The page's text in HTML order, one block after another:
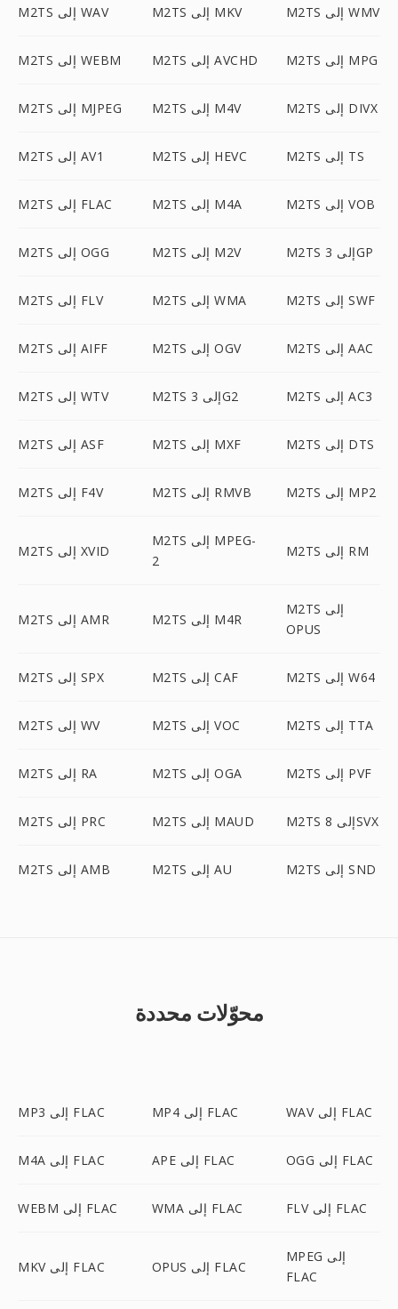
M2TS إلى WAV M2TS إلى MKV M2TS إلى WMV
M2TS إلى WEBM M2TS إلى AVCHD M2TS إلى MPG
M2TS إلى MJPEG M2TS إلى M4V M2TS إلى DIVX
M2TS إلى AV1 M2TS إلى HEVC M2TS إلى TS
M2TS إلى FLAC M2TS إلى M4A M2TS إلى VOB
M2TS إلى OGG M2TS إلى M2V M2TS إلى 3GP
M2TS إلى FLV M2TS إلى WMA M2TS إلى SWF
M2TS إلى AIFF M2TS إلى OGV M2TS إلى AAC
M2TS إلى WTV M2TS إلى 3G2 M2TS إلى AC3
M2TS إلى ASF M2TS إلى MXF M2TS إلى DTS
M2TS إلى F4V M2TS إلى RMVB M2TS إلى MP2
M2TS إلى XVID
M2TS إلى MPEG-
2
M2TS إلى RM
M2TS إلى AMR M2TS إلى M4R
M2TS إلى
OPUS
M2TS إلى SPX M2TS إلى CAF M2TS إلى W64
M2TS إلى WV M2TS إلى VOC M2TS إلى TTA
M2TS إلى RA M2TS إلى OGA M2TS إلى PVF
M2TS إلى PRC M2TS إلى MAUD M2TS إلى 8SVX
M2TS إلى AMB M2TS إلى AU M2TS إلى SND
محوّلات محددة
MP3 إلى FLAC MP4 إلى FLAC WAV إلى FLAC
M4A إلى FLAC APE إلى FLAC OGG إلى FLAC
WEBM إلى FLAC WMA إلى FLAC FLV إلى FLAC
MKV إلى FLAC OPUS إلى FLAC
MPEG إلى
FLAC